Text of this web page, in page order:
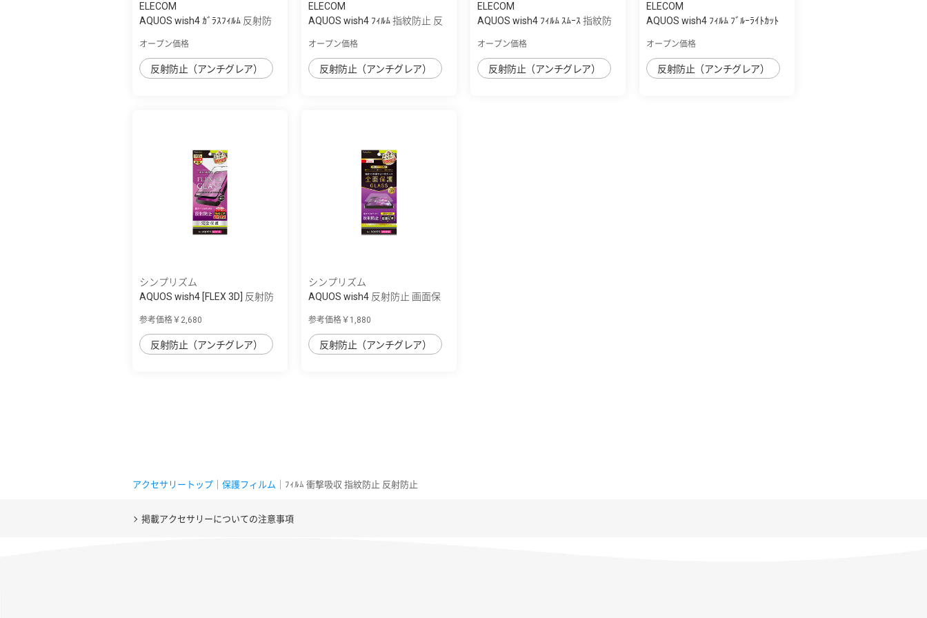
ELECOM
AQUOS wish4 ｶﾞﾗｽﾌｨﾙﾑ 反射防
オープン価格
反射防止（アンチグレア）
ELECOM
AQUOS wish4 ﾌｨﾙﾑ 指紋防止 反
オープン価格
反射防止（アンチグレア）
ELECOM
AQUOS wish4 ﾌｨﾙﾑ ｽﾑｰｽ 指紋防
オープン価格
反射防止（アンチグレア）
ELECOM
AQUOS wish4 ﾌｨﾙﾑ ﾌﾞﾙｰﾗｲﾄｶｯﾄ
オープン価格
反射防止（アンチグレア）
シンプリズム
AQUOS wish4 [FLEX 3D] 反射防
参考価格￥2,680
反射防止（アンチグレア）
シンプリズム
AQUOS wish4 反射防止 画面保
参考価格￥1,880
反射防止（アンチグレア）
アクセサリートップ 保護フィルム ｜ﾌｨﾙﾑ 衝撃吸収 指紋防止 反射防止
掲載アクセサリーについての注意事項